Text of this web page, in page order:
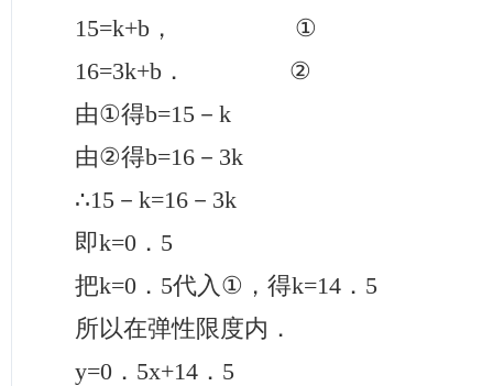
15=k+b， ①
16=3k+b． ②
由①得b=15－k
由②得b=16－3k
∴15－k=16－3k
即k=0．5
把k=0．5代入① ，得k=14．5
所以在弹性限度内．
y=0．5x+14．5